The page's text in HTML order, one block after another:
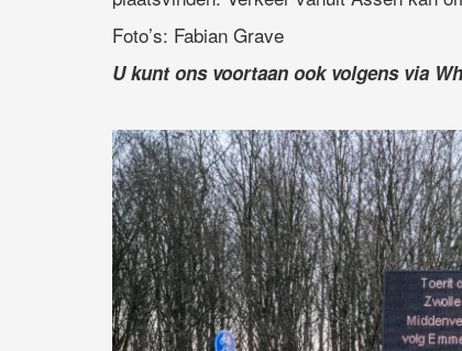
Foto’s: Fabian Grave
U kunt ons voortaan ook volgens via